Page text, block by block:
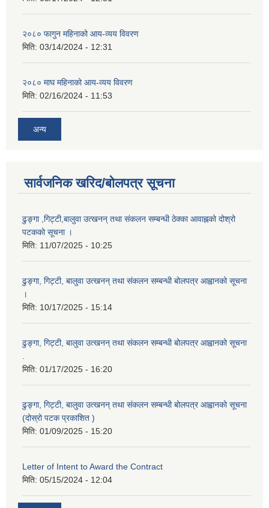
२०८० फागुन महिनाको आय-व्यय विवरण
मिति: 03/14/2024 - 12:31
२०८० माघ महिनाको आय-व्यय विवरण
मिति: 02/16/2024 - 11:53
अन्य
सार्वजनिक खरिद/बोलपत्र सूचना
ढुङ्गा ,गिट्टी,बालुवा उत्खनन् तथा संकलन सम्बन्धी ठेक्का आवाह्नको दोश्रो
पटकको सूचना ।
मिति: 11/07/2025 - 10:25
ढुङ्गा, गिट्टी, बालुवा उत्खनन् तथा संकलन सम्बन्धी बोलपत्र आह्वानको सूचना
।
मिति: 10/17/2025 - 15:14
ढुङ्गा, गिट्टी, बालुवा उत्खनन् तथा संकलन सम्बन्धी बोलपत्र आह्वानको सूचना
.
मिति: 01/17/2025 - 16:20
ढुङ्गा, गिट्टी, बालुवा उत्खनन् तथा संकलन सम्बन्धी बोलपत्र आह्वानको सूचना
(दोस्रो पटक प्रकाशित )
मिति: 01/09/2025 - 15:20
Letter of Intent to Award the Contract
मिति: 05/15/2024 - 12:04